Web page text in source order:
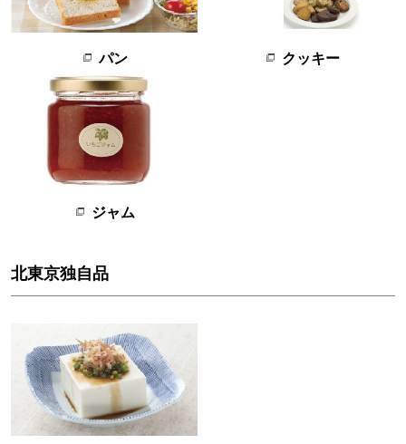
パン クッキー
ジャム
北東京独自品